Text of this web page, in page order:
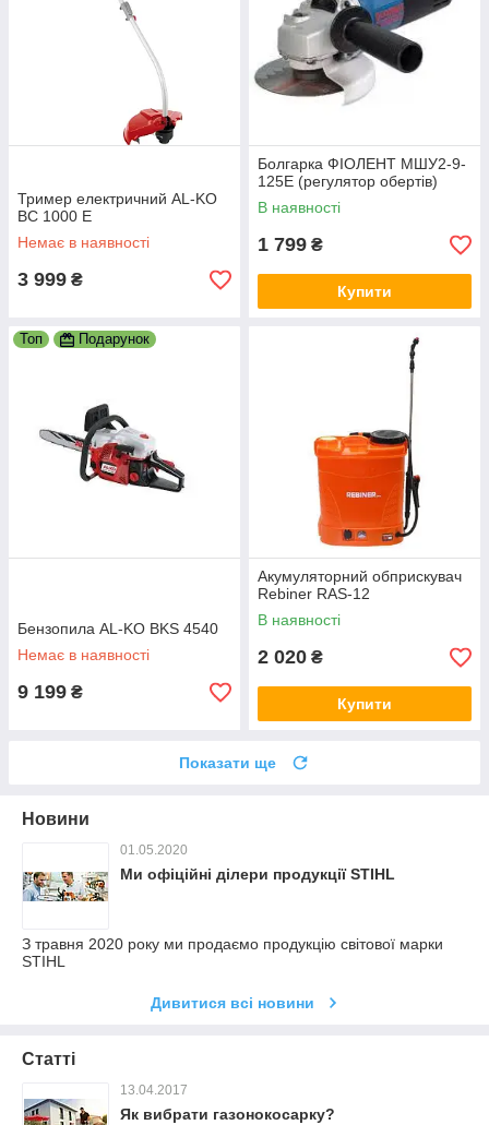
Тример електричний AL-KO
BC 1000 E
Немає в наявності
3 999 ₴
Болгарка ФІОЛЕНТ МШУ2-9-
125E (регулятор обертів)
В наявності
1 799 ₴
Купити
Топ Подарунок
Бензопила AL-KO BKS 4540
Немає в наявності
9 199 ₴
Акумуляторний обприскувач
Rebiner RAS-12
В наявності
2 020 ₴
Купити
Показати ще
Новини
01.05.2020
Ми офіційні ділери продукції STIHL
З травня 2020 року ми продаємо продукцію світової марки
STIHL
Дивитися всі новини
Статті
13.04.2017
Як вибрати газонокосарку?